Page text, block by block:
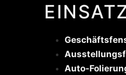
Auto-